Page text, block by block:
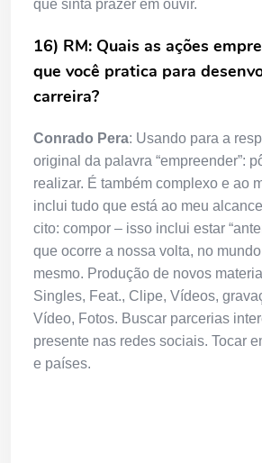
que sinta prazer em ouvir.
16) RM: Quais as ações
que você pratica para
carreira?
Conrado Pera: Usando para a
original da palavra “empreender”:
realizar. É também complexo e ao
inclui tudo que está ao meu
cito: compor – isso inclui estar
que ocorre a nossa volta, no
mesmo. Produção de novos
Singles, Feat., Clipe, Vídeos,
Vídeo, Fotos. Buscar parcerias
presente nas redes sociais. Tocar
e países.